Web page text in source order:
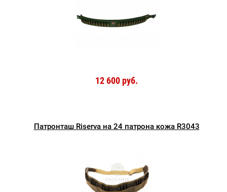
12 600 руб.
Патронташ Riserva на 24 патрона кожа R3043